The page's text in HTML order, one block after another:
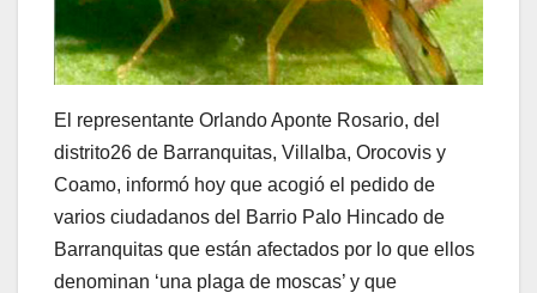
El representante Orlando Aponte Rosario, del
distrito26 de Barranquitas, Villalba, Orocovis y
Coamo, informó hoy que acogió el pedido de
varios ciudadanos del Barrio Palo Hincado de
Barranquitas que están afectados por lo que ellos
denominan ‘una plaga de moscas’ y que